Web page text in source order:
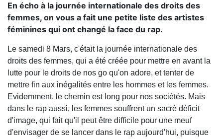
En écho à la journée internationale des droits des
femmes, on vous a fait une petite liste des artistes
féminines qui ont changé la face du rap.
Le samedi 8 Mars, c'était la journée internationale des
droits des femmes, qui a été créée pour mettre en avant la
lutte pour le droits de nos go qu'on adore, et tenter de
mettre fin aux inégalités entre les hommes et les femmes.
Evidemment, le chemin est long pour nos sociétés. Mais
dans le rap aussi, les femmes souffrent un sacré déficit
d'image, qui fait qu'il peut être difficile pour une meuf
d'envisager de se lancer dans le rap aujourd'hui, puisque